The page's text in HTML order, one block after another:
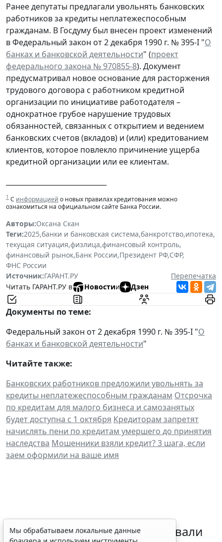
Ранее депутаты предлагали увольнять банковских
работников за кредиты неплатежеспособным
гражданам. В Госдуму был внесен проект изменений
в Федеральный закон от 2 декабря 1990 г. № 395-I "О
банках и банковской деятельности" (проект
федерального закона № 970855-8). Документ
предусматривал новое основание для расторжения
трудового договора с работником кредитной
организации по инициативе работодателя –
однократное грубое нарушение трудовых
обязанностей, связанных с открытием и ведением
банковских счетов (вкладов) и (или) кредитованием
клиентов, которое повлекло причинение ущерба
кредитной организации или ее клиентам.
1 С информацией о новых правилах кредитования можно
ознакомиться на официальном сайте Банка России.
Авторы:Оксана Скан
Теги:2025,банки и банковская система,банкротство,ипотека,
текущая ситуация,физлица,финансовый контроль,
финансовый рынок,Банк России,Президент РФ,СФР,
ФНС России
Источник:ГАРАНТ.РУ
Перепечатка
Читать ГАРАНТ.РУ в
Новостии Дзен
Документы по теме:
Федеральный закон от 2 декабря 1990 г. № 395-I "О
банках и банковской деятельности"
Читайте также:
Банковских работников предложили увольнять за
кредиты неплатежеспособным гражданам Отсрочка
по кредитам для малого бизнеса и самозанятых
будет доступна с 1 октября Кредиторам запретят
начислять пени по кредитам умершего до принятия
наследства Мошенники взяли кредит? 3 шага, если
заем оформили на ваше имя
Депутаты Госдумы инициировали
Мы обрабатываем локальные данные